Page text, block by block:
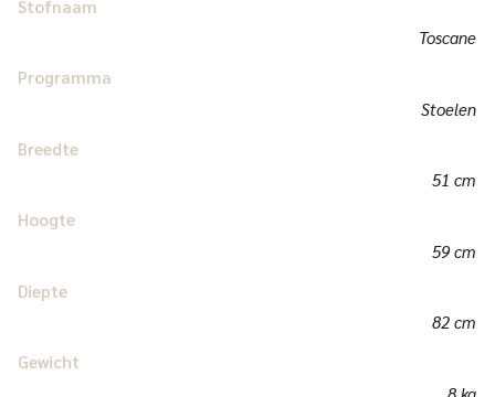
Stofnaam
Toscane
Programma
Stoelen
Breedte
51 cm
Hoogte
59 cm
Diepte
82 cm
Gewicht